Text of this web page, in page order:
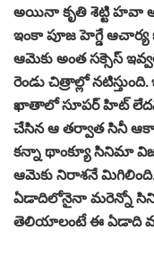
అయినా కృతి శెట్టి హవా
ఇంకా పూజ హెగ్డే ఆచార్య
ఆమెకు అంత సక్సెస్
రెండు చిత్రాల్లో
ఖాతాలో సూపర్ హిట్
చేసిన ఆ తర్వాత సినీ
కన్నా థాంక్యూ సినిమా
ఆమెకు నిరాశనే
ఏడాదిలోనైనా మరెన్నో
తెలియాలంటే ఈ ఏడాది